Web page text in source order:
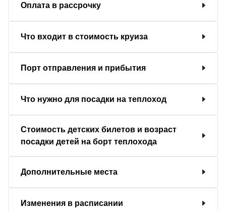
Оплата в рассрочку
Что входит в стоимость круиза
Порт отправления и прибытия
Что нужно для посадки на теплоход
Стоимость детских билетов и возраст
посадки детей на борт теплохода
Дополнительные места
Изменения в расписании